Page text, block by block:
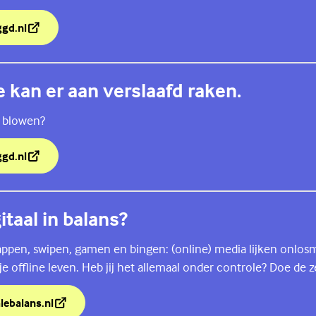
vapen, hoe stop je er mee en waarom.
kan er aan verslaafd raken.
kan er aan verslaafd raken.
in balans?
swipen, gamen en bingen: (online) media lijken
offline leven. Heb jij het allemaal onder controle? Doe de
in balans?